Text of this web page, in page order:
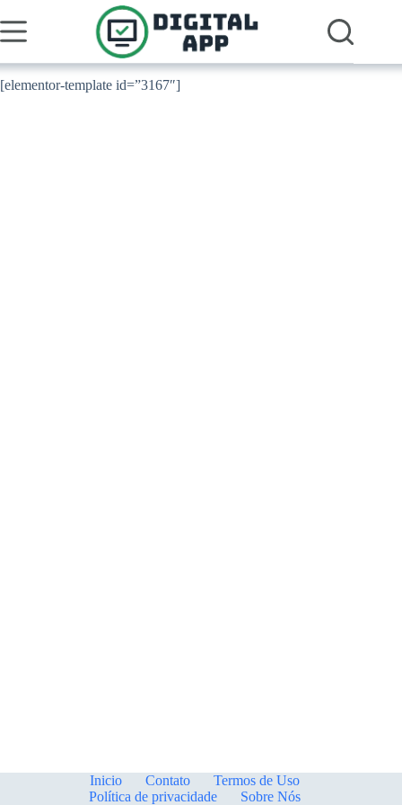
para
o
[elementor-template id=”3167″]
Inicio Contato
Termos de Uso
Política de privacidade
Sobre Nós